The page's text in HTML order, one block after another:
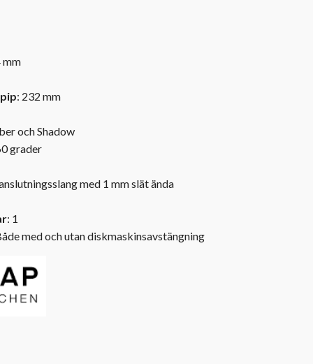
mm
: 232 mm
och Shadow
grader
med 1 mm slät ända
: 1
med och utan diskmaskinsavstängning